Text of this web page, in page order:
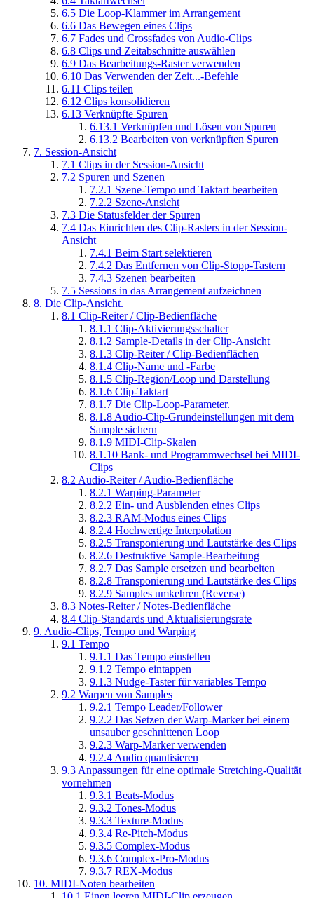
6.5 Die Loop-Klammer im Arrangement
6.6 Das Bewegen eines Clips
6.7 Fades und Crossfades von Audio-Clips
6.8 Clips und Zeitabschnitte auswählen
6.9 Das Bearbeitungs-Raster verwenden
6.10 Das Verwenden der Zeit...-Befehle
6.11 Clips teilen
6.12 Clips konsolidieren
6.13 Verknüpfte Spuren
6.13.1 Verknüpfen und Lösen von Spuren
6.13.2 Bearbeiten von verknüpften Spuren
7. Session-Ansicht
7.1 Clips in der Session-Ansicht
7.2 Spuren und Szenen
7.2.1 Szene-Tempo und Taktart bearbeiten
7.2.2 Szene-Ansicht
7.3 Die Statusfelder der Spuren
7.4 Das Einrichten des Clip-Rasters in der Session-
Ansicht
7.4.1 Beim Start selektieren
7.4.2 Das Entfernen von Clip-Stopp-Tastern
7.4.3 Szenen bearbeiten
7.5 Sessions in das Arrangement aufzeichnen
8. Die Clip-Ansicht.
8.1 Clip-Reiter / Clip-Bedienfläche
8.1.1 Clip-Aktivierungsschalter
8.1.2 Sample-Details in der Clip-Ansicht
8.1.3 Clip-Reiter / Clip-Bedienflächen
8.1.4 Clip-Name und -Farbe
8.1.5 Clip-Region/Loop und Darstellung
8.1.6 Clip-Taktart
8.1.7 Die Clip-Loop-Parameter.
8.1.8 Audio-Clip-Grundeinstellungen mit dem
Sample sichern
8.1.9 MIDI-Clip-Skalen
8.1.10 Bank- und Programmwechsel bei MIDI-
Clips
8.2 Audio-Reiter / Audio-Bedienfläche
8.2.1 Warping-Parameter
8.2.2 Ein- und Ausblenden eines Clips
8.2.3 RAM-Modus eines Clips
8.2.4 Hochwertige Interpolation
8.2.5 Transponierung und Lautstärke des Clips
8.2.6 Destruktive Sample-Bearbeitung
8.2.7 Das Sample ersetzen und bearbeiten
8.2.8 Transponierung und Lautstärke des Clips
8.2.9 Samples umkehren (Reverse)
8.3 Notes-Reiter / Notes-Bedienfläche
8.4 Clip-Standards und Aktualisierungsrate
9. Audio-Clips, Tempo und Warping
9.1 Tempo
9.1.1 Das Tempo einstellen
9.1.2 Tempo eintappen
9.1.3 Nudge-Taster für variables Tempo
9.2 Warpen von Samples
9.2.1 Tempo Leader/Follower
9.2.2 Das Setzen der Warp-Marker bei einem
unsauber geschnittenen Loop
9.2.3 Warp-Marker verwenden
9.2.4 Audio quantisieren
9.3 Anpassungen für eine optimale Stretching-Qualität
vornehmen
9.3.1 Beats-Modus
9.3.2 Tones-Modus
9.3.3 Texture-Modus
9.3.4 Re-Pitch-Modus
9.3.5 Complex-Modus
9.3.6 Complex-Pro-Modus
9.3.7 REX-Modus
10. MIDI-Noten bearbeiten